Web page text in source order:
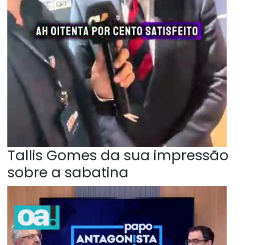
Tallis Gomes da sua impressão
sobre a sabatina